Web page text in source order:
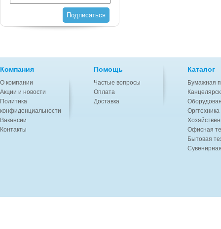
Подписаться
Компания
О компании
Акции и новости
Политика
конфиденциальности
Вакансии
Контакты
Помощь
Частые вопросы
Оплата
Доставка
Каталог
Бумажная
Офисная
Бытовая